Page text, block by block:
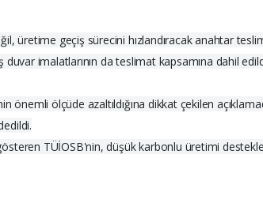
üretime geçiş sürecini hızlandıracak anahtar
imalatlarının da teslimat kapsamına dahil
önemli ölçüde azaltıldığına dikkat çekilen
TÜİOSB'nin, düşük karbonlu üretimi